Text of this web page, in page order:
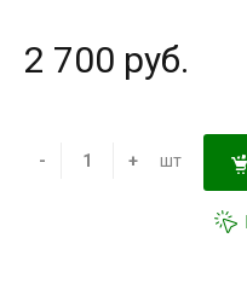
2 700 руб.
- + шт